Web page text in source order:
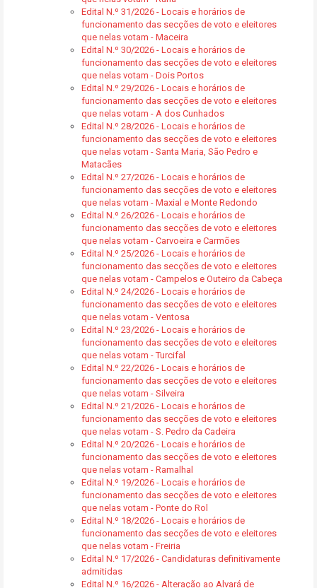
Edital N.º 31/2026 - Locais e horários de
funcionamento das secções de voto e eleitores
que nelas votam - Maceira
Edital N.º 30/2026 - Locais e horários de
funcionamento das secções de voto e eleitores
que nelas votam - Dois Portos
Edital N.º 29/2026 - Locais e horários de
funcionamento das secções de voto e eleitores
que nelas votam - A dos Cunhados
Edital N.º 28/2026 - Locais e horários de
funcionamento das secções de voto e eleitores
que nelas votam - Santa Maria, São Pedro e
Matacães
Edital N.º 27/2026 - Locais e horários de
funcionamento das secções de voto e eleitores
que nelas votam - Maxial e Monte Redondo
Edital N.º 26/2026 - Locais e horários de
funcionamento das secções de voto e eleitores
que nelas votam - Carvoeira e Carmões
Edital N.º 25/2026 - Locais e horários de
funcionamento das secções de voto e eleitores
que nelas votam - Campelos e Outeiro da Cabeça
Edital N.º 24/2026 - Locais e horários de
funcionamento das secções de voto e eleitores
que nelas votam - Ventosa
Edital N.º 23/2026 - Locais e horários de
funcionamento das secções de voto e eleitores
que nelas votam - Turcifal
Edital N.º 22/2026 - Locais e horários de
funcionamento das secções de voto e eleitores
que nelas votam - Silveira
Edital N.º 21/2026 - Locais e horários de
funcionamento das secções de voto e eleitores
que nelas votam - S. Pedro da Cadeira
Edital N.º 20/2026 - Locais e horários de
funcionamento das secções de voto e eleitores
que nelas votam - Ramalhal
Edital N.º 19/2026 - Locais e horários de
funcionamento das secções de voto e eleitores
que nelas votam - Ponte do Rol
Edital N.º 18/2026 - Locais e horários de
funcionamento das secções de voto e eleitores
que nelas votam - Freiria
Edital N.º 17/2026 - Candidaturas definitivamente
admitidas
Edital N.º 16/2026 - Alteração ao Alvará de